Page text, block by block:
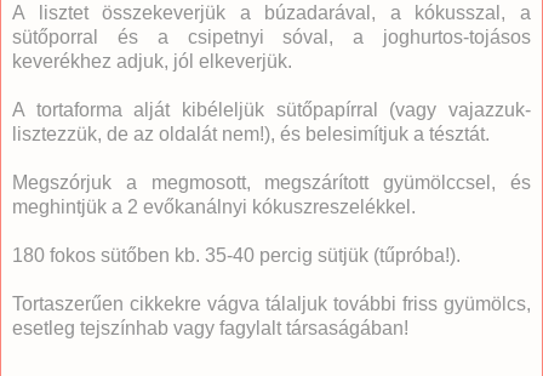
A lisztet összekeverjük a búzadarával, a kókusszal, a
sütőporral és a csipetnyi sóval, a joghurtos-tojásos
keverékhez adjuk, jól elkeverjük.
A tortaforma alját kibéleljük sütőpapírral (vagy vajazzuk-
lisztezzük, de az oldalát nem!), és belesimítjuk a tésztát.
Megszórjuk a megmosott, megszárított gyümölccsel, és
meghintjük a 2 evőkanálnyi kókuszreszelékkel.
180 fokos sütőben kb. 35-40 percig sütjük (tűpróba!).
Tortaszerűen cikkekre vágva tálaljuk további friss gyümölcs,
esetleg tejszínhab vagy fagylalt társaságában!